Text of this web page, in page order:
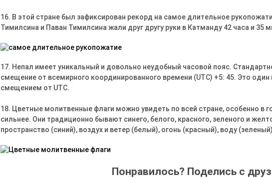
16. В этой стране был зафиксирован рекорд на самое длительное
Тимилсина и Паван Тимилсина жали друг другу руки в Катманду 42 часа и 35
17. Непал имеет уникальный и довольно неудобный часовой пояс.
смещение от всемирного координированного времени (UTC) +5: 45. Это
смещением от UTC.
18. Цветные молитвенные флаги можно увидеть по всей стране, особенно в
сильнее. Они традиционно бывают синего, белого, красного, зеленого и
пространство (синий), воздух и ветер (белый), огонь (красный), воду
Понравилось? Поделись с